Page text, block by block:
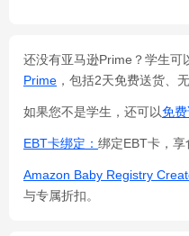
还没有亚马逊Prime？学生可
Prime ，包括2天免费送货、
如果您不是学生，还可以免
EBT卡绑定： 绑定EBT卡，享
Amazon Baby Registry
与专属折扣。